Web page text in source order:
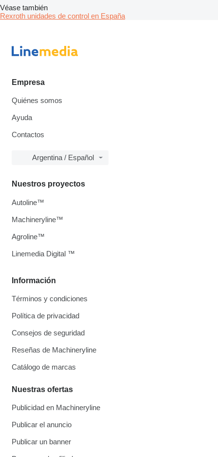
Véase también
Rexroth unidades de control en España
Empresa
Quiénes somos
Ayuda
Contactos
Argentina / Español
Información
Términos y condiciones
Política de privacidad
Consejos de seguridad
Reseñas de Machineryline
Catálogo de marcas
Nuestras ofertas
Publicidad en Machineryline
Publicar el anuncio
Publicar un banner
Nuestros proyectos
Autoline™
Machineryline™
Agroline™
Linemedia Digital ™